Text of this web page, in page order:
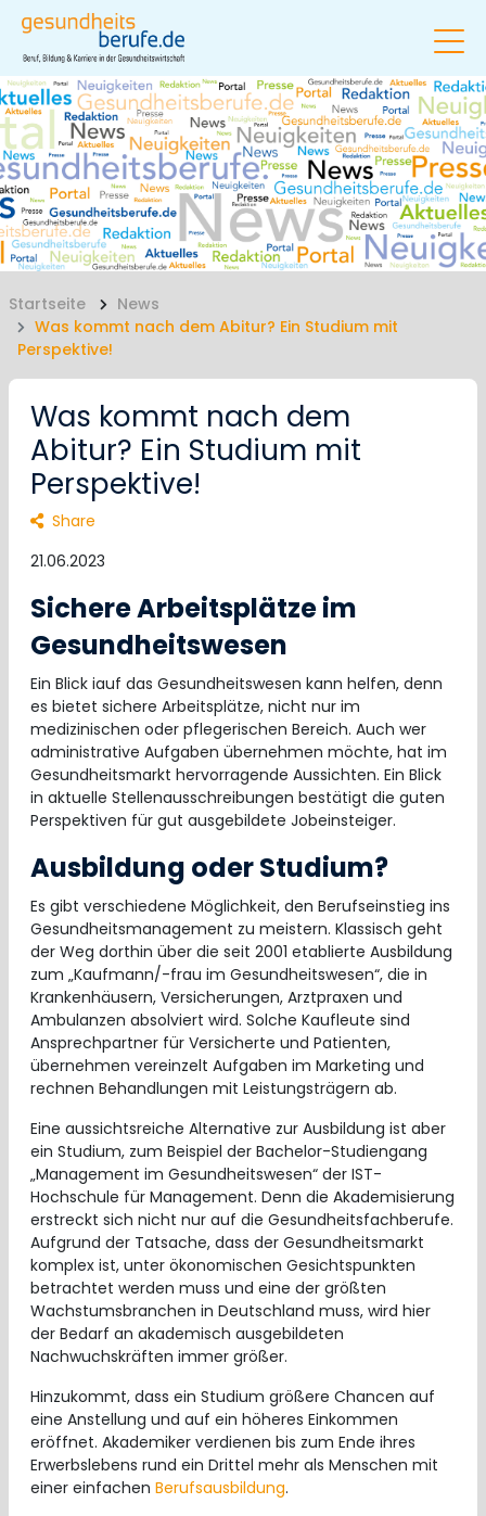
Startseite
News
Was kommt nach dem Abitur? Ein Studium mit
Perspektive!
Was kommt nach dem
Abitur? Ein Studium mit
Perspektive!
Share
21.06.2023
Sichere Arbeitsplätze im
Gesundheitswesen
Ein Blick iauf das Gesundheitswesen kann helfen, denn
es bietet sichere Arbeitsplätze, nicht nur im
medizinischen oder pflegerischen Bereich. Auch wer
administrative Aufgaben übernehmen möchte, hat im
Gesundheitsmarkt hervorragende Aussichten. Ein Blick
in aktuelle Stellenausschreibungen bestätigt die guten
Perspektiven für gut ausgebildete Jobeinsteiger.
Ausbildung oder Studium?
Es gibt verschiedene Möglichkeit, den Berufseinstieg ins
Gesundheitsmanagement zu meistern. Klassisch geht
der Weg dorthin über die seit 2001 etablierte Ausbildung
zum „Kaufmann/-frau im Gesundheitswesen“, die in
Krankenhäusern, Versicherungen, Arztpraxen und
Ambulanzen absolviert wird. Solche Kaufleute sind
Ansprechpartner für Versicherte und Patienten,
übernehmen vereinzelt Aufgaben im Marketing und
rechnen Behandlungen mit Leistungsträgern ab.
Eine aussichtsreiche Alternative zur Ausbildung ist aber
ein Studium, zum Beispiel der Bachelor-Studiengang
„Management im Gesundheitswesen“ der IST-
Hochschule für Management. Denn die Akademisierung
erstreckt sich nicht nur auf die Gesundheitsfachberufe.
Aufgrund der Tatsache, dass der Gesundheitsmarkt
komplex ist, unter ökonomischen Gesichtspunkten
betrachtet werden muss und eine der größten
Wachstumsbranchen in Deutschland muss, wird hier
der Bedarf an akademisch ausgebildeten
Nachwuchskräften immer größer.
Hinzukommt, dass ein Studium größere Chancen auf
eine Anstellung und auf ein höheres Einkommen
eröffnet. Akademiker verdienen bis zum Ende ihres
Erwerbslebens rund ein Drittel mehr als Menschen mit
einer einfachen Berufsausbildung.